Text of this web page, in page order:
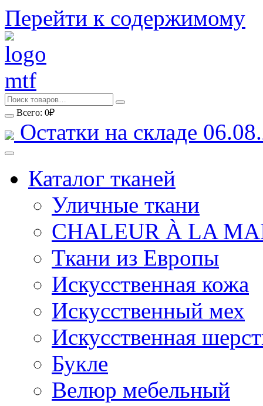
Перейти к содержимому
Всего: 0₽
Остатки на складе
Каталог тканей
Уличные ткани
CHALEUR À LA
Ткани из Европы
Искусственная кожа
Искусственный мех
Искусственная
Букле
Велюр мебельный